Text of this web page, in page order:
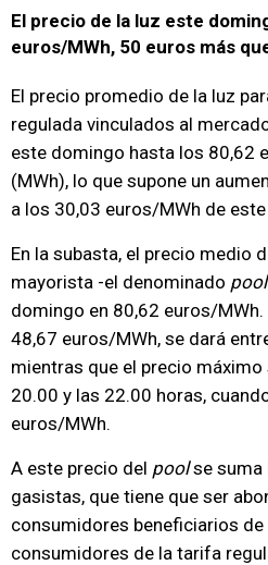
El precio de la luz este
euros/MWh, 50 euros más
El precio promedio de la luz
regulada vinculados al
este domingo hasta los 80,62
(MWh), lo que supone un
a los 30,03 euros/MWh de
En la subasta, el precio medio
mayorista -el denominado pool
domingo en 80,62 euros/
48,67 euros/MWh, se dará
mientras que el precio
20.00 y las 22.00 horas,
euros/MWh.
A este precio del poolse suma
gasistas, que tiene que ser
consumidores beneficiarios de
consumidores de la tarifa